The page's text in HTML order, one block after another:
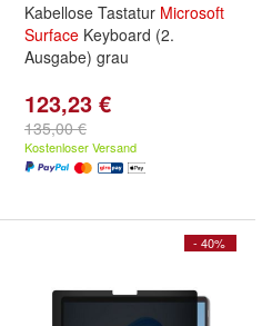
Kabellose Tastatur Microsoft
Surface Keyboard (2.
Ausgabe) grau
123,23 €
135,00 €
Kostenloser Versand
- 40%